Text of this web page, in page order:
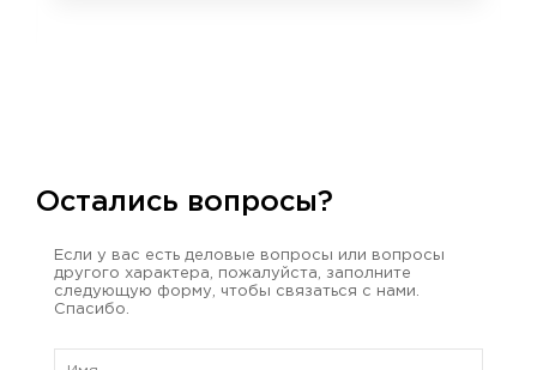
Остались вопросы?
Если у вас есть деловые вопросы или вопросы
другого характера, пожалуйста, заполните
следующую форму, чтобы связаться с нами.
Спасибо.